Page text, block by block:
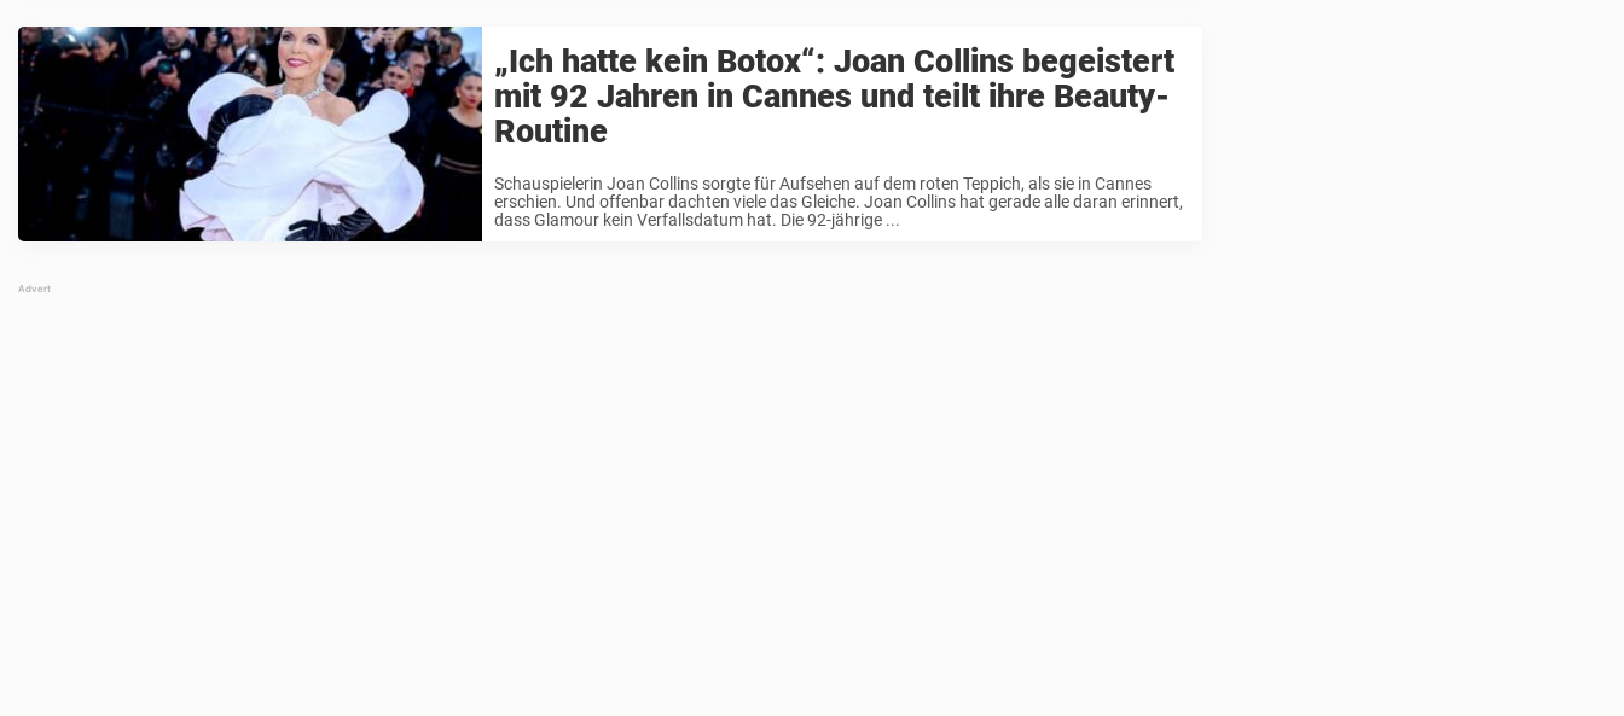
„Ich hatte kein Botox“: Joan Collins begeistert
mit 92 Jahren in Cannes und teilt ihre Beauty-
Routine
Schauspielerin Joan Collins sorgte für Aufsehen auf dem roten Teppich, als sie in Cannes
erschien. Und offenbar dachten viele das Gleiche. Joan Collins hat gerade alle daran erinnert,
dass Glamour kein Verfallsdatum hat. Die 92-jährige ...